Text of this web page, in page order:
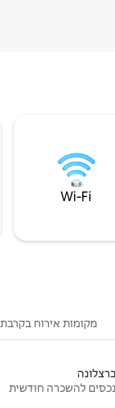
Wi‑Fi
מקומות אירוח
נכסים להשכרה חודשית